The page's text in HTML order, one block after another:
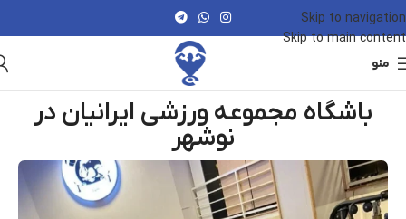
Skip to navigation
Skip to main content
منو
باشگاه مجموعه ورزشی ایرانیان در
نوشهر